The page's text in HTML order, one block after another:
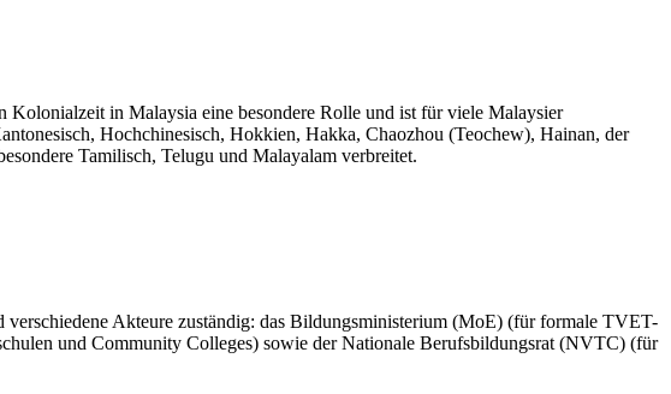
Kolonialzeit in Malaysia eine besondere Rolle und ist für viele Malaysier
Hochchinesisch, Hokkien, Hakka, Chaozhou (Teochew), Hainan, der
Tamilisch, Telugu und Malayalam verbreitet.
Akteure zuständig: das Bildungsministerium (MoE) (für formale TVET-
und Community Colleges) sowie der Nationale Berufsbildungsrat (NVTC) (für